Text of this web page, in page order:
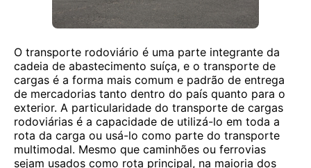
O transporte rodoviário é uma parte integrante da
cadeia de abastecimento suíça, e o transporte de
cargas é a forma mais comum e padrão de entrega
de mercadorias tanto dentro do país quanto para o
exterior. A particularidade do transporte de cargas
rodoviárias é a capacidade de utilizá-lo em toda a
rota da carga ou usá-lo como parte do transporte
multimodal. Mesmo que caminhões ou ferrovias
sejam usados ​​como rota principal, na maioria dos